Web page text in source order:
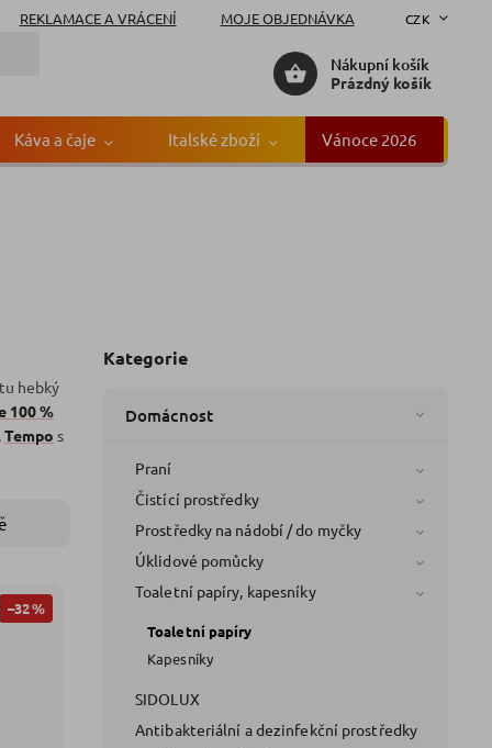
REKLAMACE A VRÁCENÍ MOJE OBJEDNÁVKA CZK
Nákupní košík
Prázdný košík
Káva a čaje Italské zboží Vánoce 2026
Kategorie
Domácnost
Praní
Čistící prostředky
Prostředky na nádobí / do myčky
Úklidové pomůcky
Toaletní papíry, kapesníky
Toaletní papíry
Kapesníky
SIDOLUX
Antibakteriální a dezinfekční prostředky
hebký
100 %
,Tempo s
–32 %